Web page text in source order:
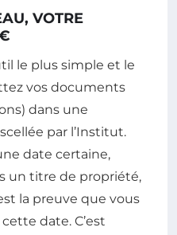
VOTRE
le plus simple et le
vos documents
dans une
par l’Institut.
date certaine,
un titre de propriété,
la preuve que vous
date. C’est